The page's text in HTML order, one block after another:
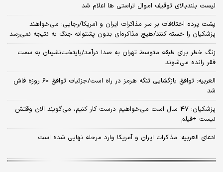
لیست بلندبالای توقیف اموال تراستی ها اعلام شد
پشت پرده اختلافات بر سر مذاکرات ایران و آمریکا/رجایی: می‌خواهند
پزشکیان را خسته کنند/هیچ مذاکره‌ای بدون پشتوانه جنگ به نتیجه نمی‌رسد
زنگ خطر برای طبقه متوسط تهران به صدا درآمد/پایتخت‌نشینان به سمت
فقر رانده می‌شوند
العربیه: توافق بازگشایی تنگه هرمز در راه است/جزئیات توافق ۶۰ روزه فاش
شد
پزشکیان: ۴۷ سال است می‌خواهیم درست کار کنیم، می‌گویند الان وقتش
نیست +فیلم
ادعای العربیه: مذاکرات ایران و آمریکا وارد مرحله نهایی شده است